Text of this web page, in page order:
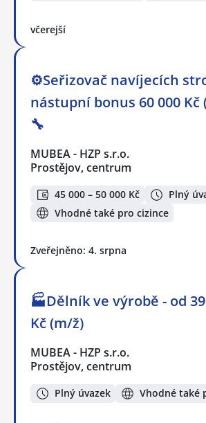
včerejší
⚙️Seřizovač navíjecích
nástupní bonus 60 000 Kč
🔧
MUBEA - HZP s.r.o.
Prostějov, centrum
45 000 – 50 000 Kč
Plný
Vhodné také pro cizince
Zveřejněno: 4. srpna
🏭Dělník ve výrobě - od
Kč (m/ž)
MUBEA - HZP s.r.o.
Prostějov, centrum
Plný úvazek Vhodné také